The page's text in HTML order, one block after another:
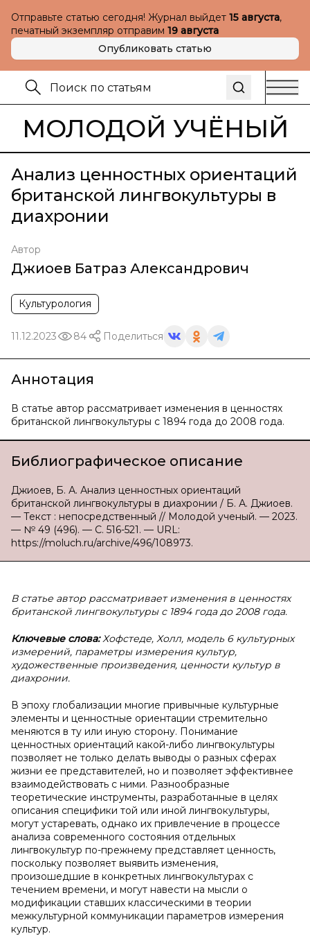
Отправьте статью сегодня! Журнал выйдет 15 августа,
печатный экземпляр отправим 19 августа
Опубликовать статью
МОЛОДОЙ УЧЁНЫЙ
Анализ ценностных ориентаций
британской лингвокультуры в
диахронии
Автор
Джиоев Батраз Александрович
Культурология
11.12.2023 84 Поделиться
Аннотация
В статье автор рассматривает изменения в ценностях
британской лингвокультуры с 1894 года до 2008 года.
Библиографическое описание
Джиоев, Б. А. Анализ ценностных ориентаций
британской лингвокультуры в диахронии / Б. А. Джиоев.
— Текст : непосредственный // Молодой ученый. — 2023.
— № 49 (496). — С. 516-521. — URL:
https://moluch.ru/archive/496/108973.
В статье автор рассматривает изменения в ценностях
британской лингвокультуры с 1894 года до 2008 года.
Ключевые слова:Хофстеде, Холл, модель 6 культурных
измерений, параметры измерения культур,
художественные произведения, ценности культур в
диахронии.
В эпоху глобализации многие привычные культурные
элементы и ценностные ориентации стремительно
меняются в ту или иную сторону. Понимание
ценностных ориентаций какой-либо лингвокультуры
позволяет не только делать выводы о разных сферах
жизни ее представителей, но и позволяет эффективнее
взаимодействовать с ними. Разнообразные
теоретические инструменты, разработанные в целях
описания специфики той или иной лингвокультуры,
могут устаревать, однако их привлечение в процессе
анализа современного состояния отдельных
лингвокультур по-прежнему представляет ценность,
поскольку позволяет выявить изменения,
произошедшие в конкретных лингвокультурах с
течением времени, и могут навести на мысли о
модификации ставших классическими в теории
межкультурной коммуникации параметров измерения
культур.